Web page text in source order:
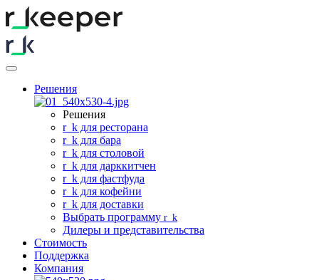
Решения
Решения
r_ k для ресторана
r_ k для бара
r_ k для столовой
r_ k для дарккитчен
r_ k для фастфуда
r_ k для кофейни
r_ k для доставки
Выбрать программу r k
Дилеры и представительства
Стоимость
Поддержка
Компания